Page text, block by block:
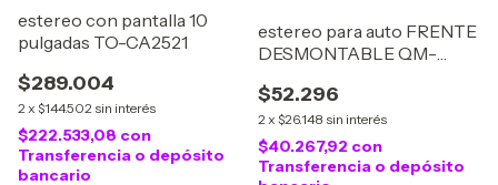
estereo con pantalla 10
pulgadas TO-CA2521
$289.004
2 x $144.502 sin interés
$222.533,08 con
Transferencia o depósito
bancario
estereo para auto FRENTE
DESMONTABLE QM-
$52.296
2 x $26.148 sin interés
$40.267,92 con
Transferencia o depósito